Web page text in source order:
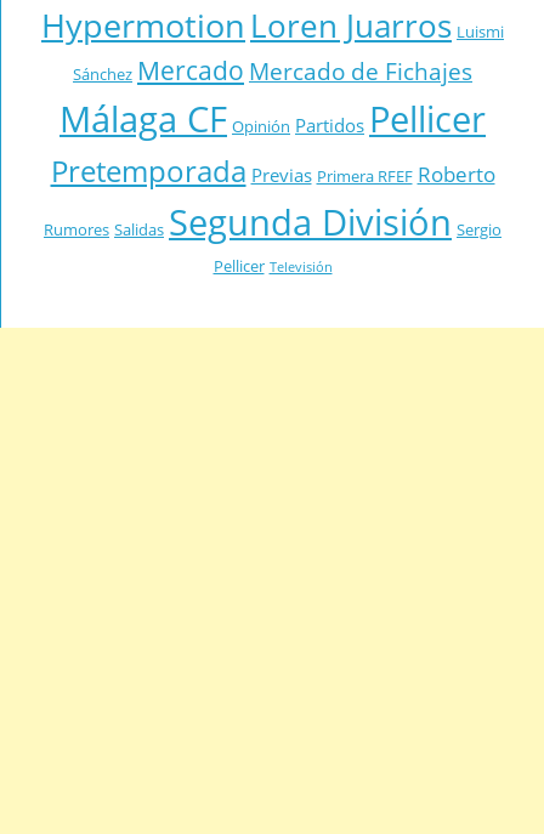
Hypermotion Loren Juarros Luismi
Sánchez Mercado Mercado de Fichajes
Málaga CF Opinión Partidos Pellicer
Pretemporada Previas Primera RFEF Roberto
Rumores Salidas Segunda División Sergio
Pellicer Televisión